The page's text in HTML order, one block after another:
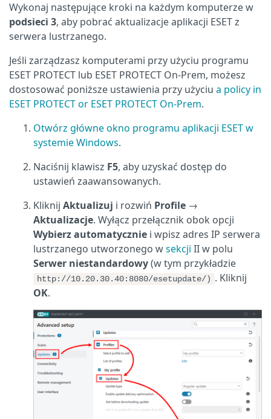
Wykonaj następujące kroki na każdym komputerze w
podsieci 3, aby pobrać aktualizacje aplikacji ESET z
serwera lustrzanego.
Jeśli zarządzasz komputerami przy użyciu programu
ESET PROTECT lub ESET PROTECT On-Prem, możesz
dostosować poniższe ustawienia przy użyciu a policy in
ESET PROTECT or ESET PROTECT On-Prem.
Otwórz główne okno programu aplikacji ESET w
systemie Windows.
Naciśnij klawisz F5, aby uzyskać dostęp do
ustawień zaawansowanych.
Kliknij Aktualizuj i rozwiń Profile →
Aktualizacje. Wyłącz przełącznik obok opcji
Wybierz automatycznie i wpisz adres IP serwera
lustrzanego utworzonego wsekcji II w polu
Serwer niestandardowy(w tym przykładzie
http://10.20.30.40:8080/esetupdate/) . Kliknij
OK.